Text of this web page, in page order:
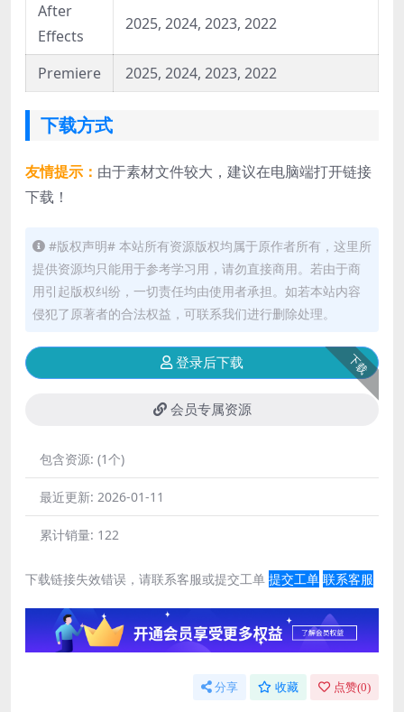
After
Effects
2025, 2024, 2023, 2022
Premiere 2025, 2024, 2023, 2022
下载方式
友情提示： 由于素材文件较大，建议在电脑端打开链接
下载！
#版权声明# 本站所有资源版权均属于原作者所有，这里所
提供资源均只能用于参考学习用，请勿直接商用。若由于商
用引起版权纠纷，一切责任均由使用者承担。如若本站内容
侵犯了原著者的合法权益，可联系我们进行删除处理。
下载
登录后下载
会员专属资源
包含资源: (1个)
最近更新: 2026-01-11
累计销量: 122
下载链接失效错误，请联系客服或提交工单 提交工单 联系客服
分享 收藏 点赞(0)